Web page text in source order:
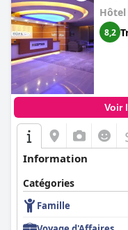
Hôtel
8,2
Voir
Information
Catégories
Famille